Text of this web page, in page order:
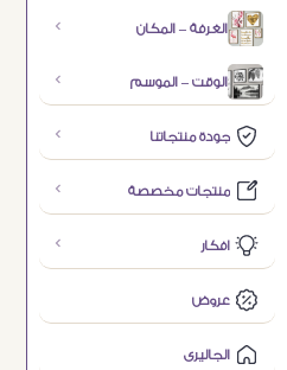
الغرفة – المكان
الوقت – الموسم
جودة منتجاتنا
منتجات مخصصة
افكار
عروض
الجاليرى